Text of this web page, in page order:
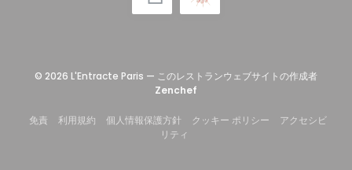
© 2026 L'Entracte Paris — このレストランウェブサイトの作成者
Zenchef
免責 ((新しいウィンドウで開きます))
利用規約 ((新しいウィンドウで開きます))
個人情報保護方針((新しいウィンドウで開きます))
クッキー ポリシー ((新しいウィンド
アクセシビ
リティ